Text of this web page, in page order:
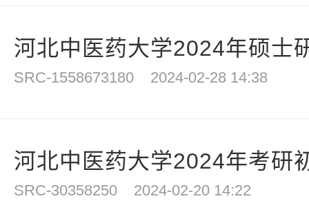
河北中医药大学2024年硕士
SRC-1558673180 2024-02-28 14:38
河北中医药大学2024年考研
SRC-30358250 2024-02-20 14:22